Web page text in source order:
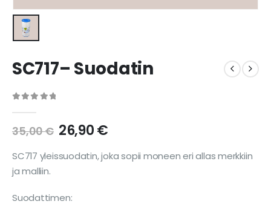
SC717– Suodatin
35,00€ 26,90€
SC717 yleissuodatin, joka sopii moneen eri allas merkkiin
ja malliin.
Suodattimen: